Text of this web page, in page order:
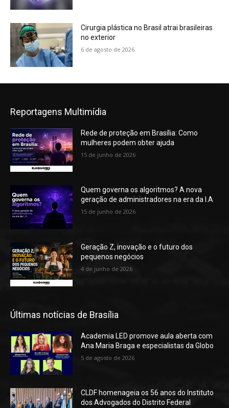
Cirurgia plástica no Brasil atrai brasileiras
no exterior
6 de agosto de 2026
Reportagens Multimídia
Rede de proteção em Brasília: Como
mulheres podem obter ajuda
15 de junho de 2026
Quem governa os algoritmos? A nova
geração de administradores na era da I.A
15 de junho de 2026
Geração Z, inovação e o futuro dos
pequenos negócios
4 de junho de 2026
Últimas notícias de Brasília
Academia LED promove aula aberta com
Ana Maria Braga e especialistas da Globo
5 de agosto de 2026
CLDF homenageia os 56 anos do Instituto
dos Advogados do Distrito Federal